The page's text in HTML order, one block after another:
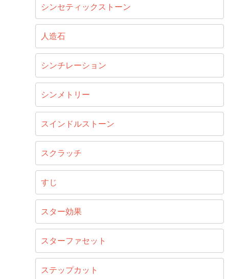
シンセティックストーン
人造石
シンチレーション
シンメトリー
スインドルストーン
スクラッチ
すじ
スター効果
スターファセット
ステップカット